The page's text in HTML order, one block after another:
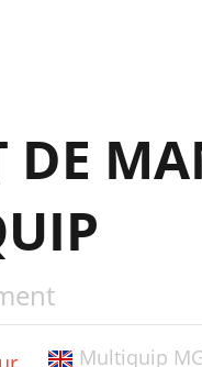
DE
Multiquip